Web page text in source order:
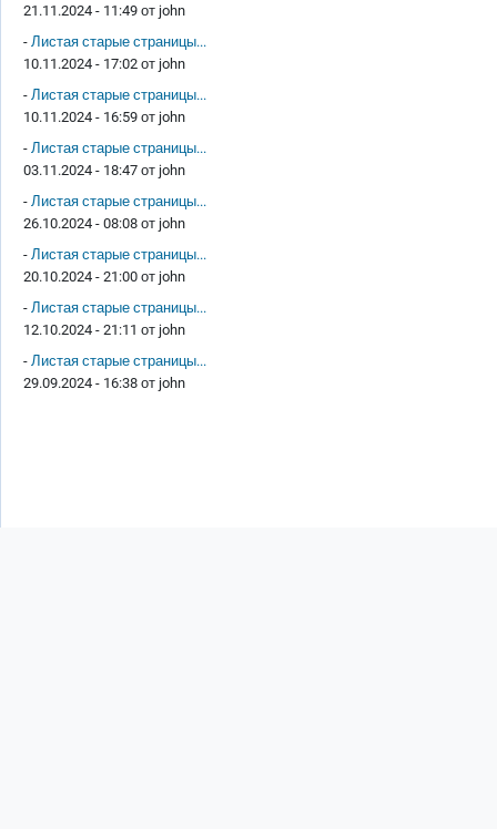
21.11.2024 - 11:49 от john
- Листая старые страницы...
10.11.2024 - 17:02 от john
- Листая старые страницы...
10.11.2024 - 16:59 от john
- Листая старые страницы...
03.11.2024 - 18:47 от john
- Листая старые страницы...
26.10.2024 - 08:08 от john
- Листая старые страницы...
20.10.2024 - 21:00 от john
- Листая старые страницы...
12.10.2024 - 21:11 от john
- Листая старые страницы...
29.09.2024 - 16:38 от john